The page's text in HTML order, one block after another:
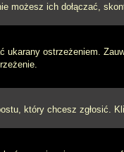
możesz ich dołączać,
ukarany ostrzeżeniem.
który chcesz zgłosić.